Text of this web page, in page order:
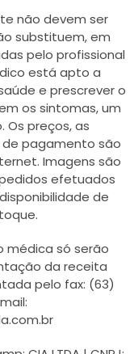
não devem ser
substituem, em
pelo profissional
está apto a
e prescrever o
os sintomas, um
Os preços, as
pagamento são
Imagens são
efetuados
de
médica só serão
da receita
pelo fax: (63)